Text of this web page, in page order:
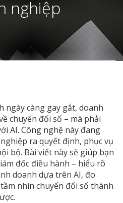
nghiệp
ngày càng gay gắt, doanh
chuyển đổi số – mà phải
AI. Công nghệ này đang
ra quyết định, phục vụ
bộ. Bài viết này sẽ giúp bạn
đốc điều hành – hiểu rõ
doanh dựa trên AI, đo
nhìn chuyển đổi số thành